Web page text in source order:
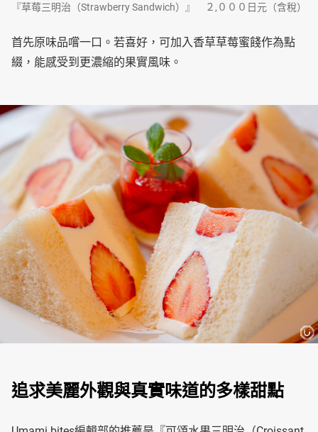
『草莓三明治（Strawberry Sandwich）』 ２,０００日元（含稅）
首先原味品嚐一口。若喜好，可加入香草草莓蜜餞作為點
綴，能感受到更濃縮的果實風味。
追求美麗外觀與真實味道的多樣甜點